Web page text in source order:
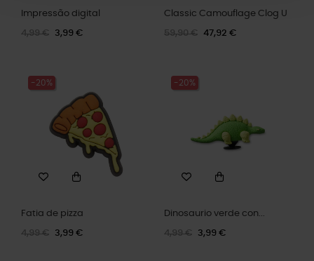
Impressão digital
4,99 € 3,99 €
Classic Camouflage Clog U
59,90 € 47,92 €
-20%
Fatia de pizza
4,99 € 3,99 €
-20%
Dinosaurio verde con...
4,99 € 3,99 €